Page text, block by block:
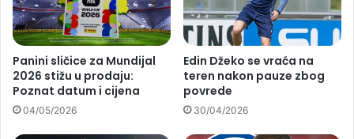
Panini sličice za Mundijal
2026 stižu u prodaju:
Poznat datum i cijena
04/05/2026
Edin Džeko se vraća na
teren nakon pauze zbog
povrede
30/04/2026